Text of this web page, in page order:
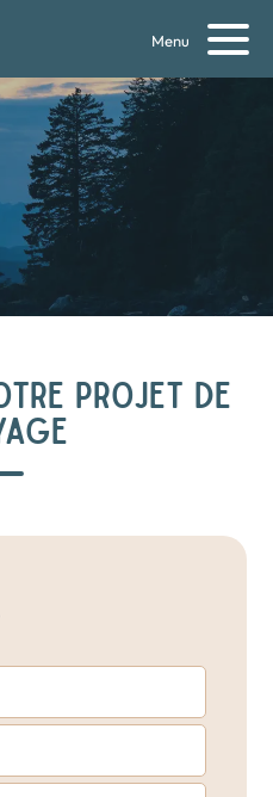
Menu
PROJET DE